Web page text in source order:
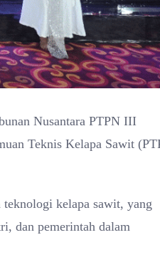
Nusantara PTPN III
Teknis Kelapa Sawit
kelapa sawit, yang
dan pemerintah dalam